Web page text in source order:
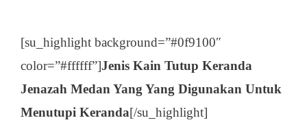
[su_highlight background=”#0f9100″
color=”#ffffff”]Jenis Kain Tutup Keranda
Jenazah Medan Yang Yang Digunakan Untuk
Menutupi Keranda[/su_highlight]